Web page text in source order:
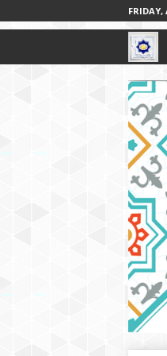
FRIDAY,